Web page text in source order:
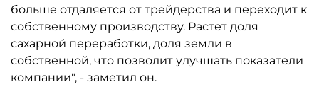
больше отдаляется от трейдерства и переходит к
собственному производству. Растет доля
сахарной переработки, доля земли в
собственной, что позволит улучшать показатели
компании", - заметил он.